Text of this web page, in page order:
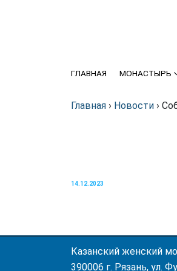
Духовенство
интернете
ГЛАВНАЯ МОНАСТЫРЬ
Главная › Новости ›
14.12.2023
Казанский женский
390006 г. Рязань, ул.